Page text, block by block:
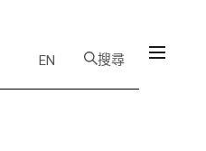
EN 搜尋